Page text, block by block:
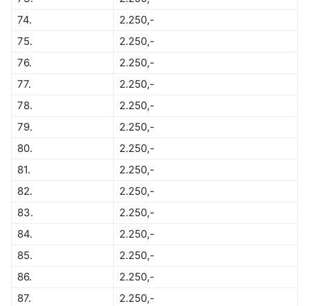
74.
2.250,-
75.
2.250,-
76.
2.250,-
77.
2.250,-
78.
2.250,-
79.
2.250,-
80.
2.250,-
81.
2.250,-
82.
2.250,-
83.
2.250,-
84.
2.250,-
85.
2.250,-
86.
2.250,-
87.
2.250,-